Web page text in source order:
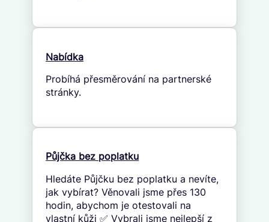
Nabídka
Probíhá přesměrování na partnerské
stránky.
Půjčka bez poplatku
Hledáte Půjčku bez poplatku a nevíte,
jak vybírat? Věnovali jsme přes 130
hodin, abychom je otestovali na
vlastní kůži ✅ Vybrali jsme nejlepší z